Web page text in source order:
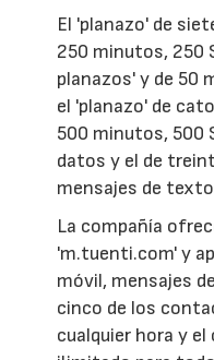
El 'planazo' de
250 minutos, 250
planazos' y de 50
el 'planazo' de
500 minutos, 500
datos y el de
mensajes de
La compañía
'm.tuenti.com' y
móvil, mensajes
cinco de los
cualquier hora y